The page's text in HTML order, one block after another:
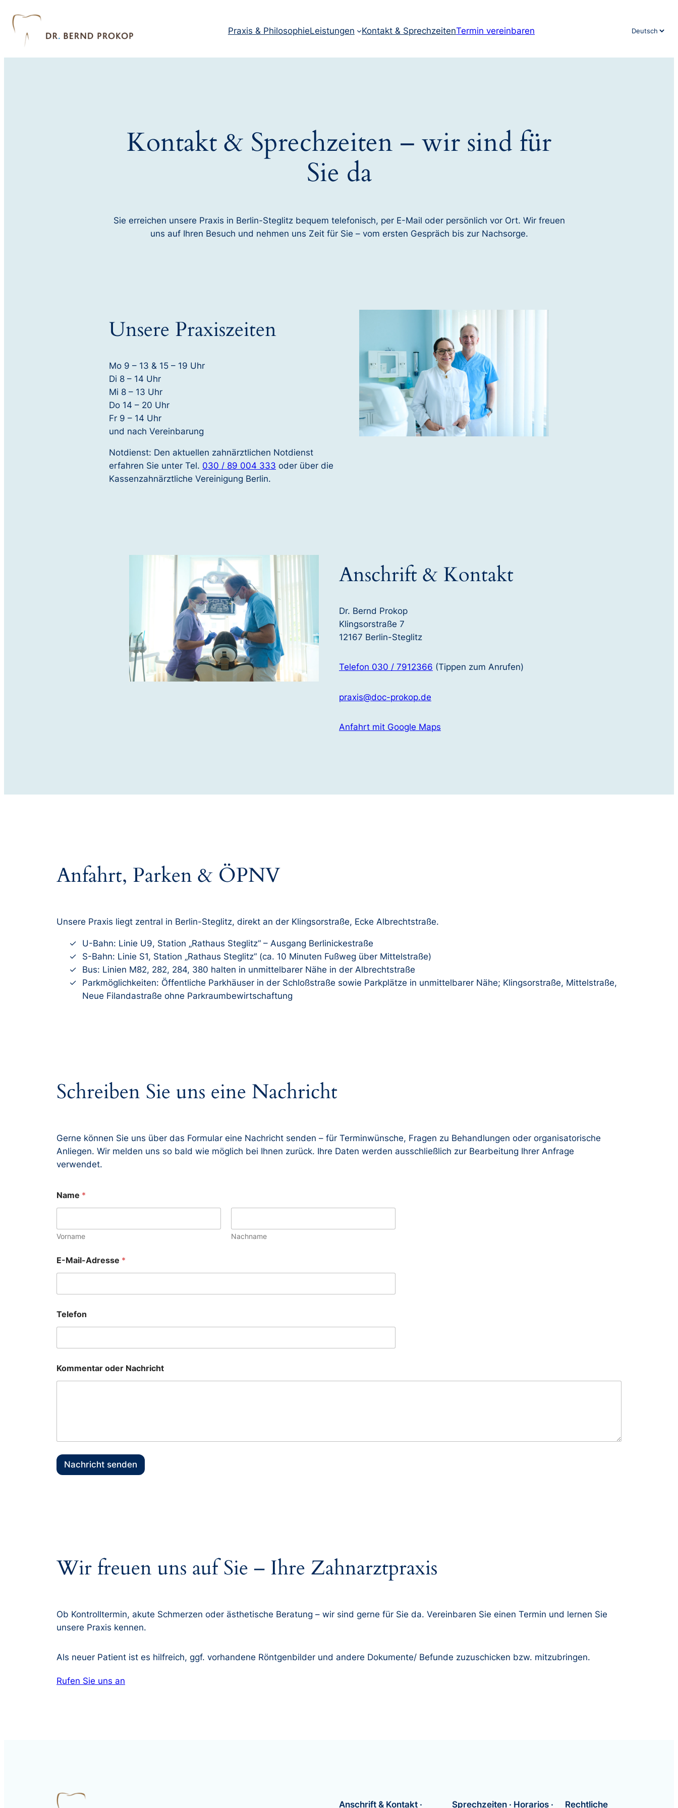
Praxis & PhilosophieLeistungen Kontakt & SprechzeitenTermin vereinbaren
Sprache
Kontakt & Sprechzeiten – wir sind für
Sie da
Sie erreichen unsere Praxis in Berlin-Steglitz bequem telefonisch, per E-Mail oder persönlich vor Ort. Wir freuen
uns auf Ihren Besuch und nehmen uns Zeit für Sie – vom ersten Gespräch bis zur Nachsorge.
Unsere Praxiszeiten
Mo 9 – 13 & 15 – 19 Uhr
Di 8 – 14 Uhr
Mi 8 – 13 Uhr
Do 14 – 20 Uhr
Fr 9 – 14 Uhr
und nach Vereinbarung
Notdienst: Den aktuellen zahnärztlichen Notdienst
erfahren Sie unter Tel. 030 / 89 004 333 oder über die
Kassenzahnärztliche Vereinigung Berlin.
Anschrift & Kontakt
Dr. Bernd Prokop
Klingsorstraße 7
12167 Berlin-Steglitz
Telefon 030 / 7912366 (Tippen zum Anrufen)
praxis@doc-prokop.de
Anfahrt mit Google Maps
Anfahrt, Parken & ÖPNV
Unsere Praxis liegt zentral in Berlin-Steglitz, direkt an der Klingsorstraße, Ecke Albrechtstraße.
U-Bahn: Linie U9, Station „Rathaus Steglitz“ – Ausgang Berlinickestraße
S-Bahn: Linie S1, Station „Rathaus Steglitz“ (ca. 10 Minuten Fußweg über Mittelstraße)
Bus: Linien M82, 282, 284, 380 halten in unmittelbarer Nähe in der Albrechtstraße
Parkmöglichkeiten: Öffentliche Parkhäuser in der Schloßstraße sowie Parkplätze in unmittelbarer Nähe; Klingsorstraße, Mittelstraße,
Neue Filandastraße ohne Parkraumbewirtschaftung
Schreiben Sie uns eine Nachricht
Gerne können Sie uns über das Formular eine Nachricht senden – für Terminwünsche, Fragen zu Behandlungen oder organisatorische
Anliegen. Wir melden uns so bald wie möglich bei Ihnen zurück. Ihre Daten werden ausschließlich zur Bearbeitung Ihrer Anfrage
verwendet.
a
c
r
i
h
t
K
m
e
r
Name *
Vorname Nachname
E-Mail-Adresse *
Telefon
Kommentar oder Nachricht
Nachricht senden
Wir freuen uns auf Sie – Ihre Zahnarztpraxis
Ob Kontrolltermin, akute Schmerzen oder ästhetische Beratung – wir sind gerne für Sie da. Vereinbaren Sie einen Termin und lernen Sie
unsere Praxis kennen.
Als neuer Patient ist es hilfreich, ggf. vorhandene Röntgenbilder und andere Dokumente/ Befunde zuzuschicken bzw. mitzubringen.
Rufen Sie uns an
Anschrift & Kontakt · Sprechzeiten · Horarios · Rechtliche